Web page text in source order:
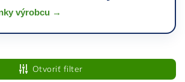
výrobcu →
Otvoriť filter